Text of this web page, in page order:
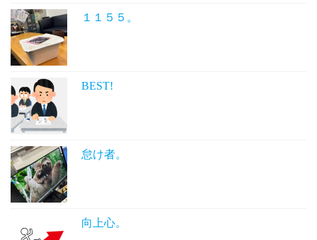
１１５５。
BEST!
怠け者。
向上心。